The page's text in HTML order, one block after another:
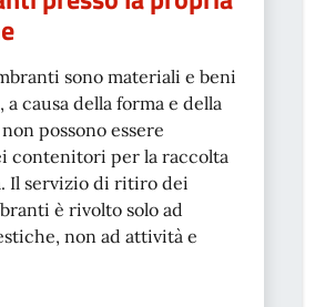
sono materiali e beni
causa della forma e della
possono essere
contenitori per la raccolta
Il servizio di ritiro dei
è rivolto solo ad
non ad attività e